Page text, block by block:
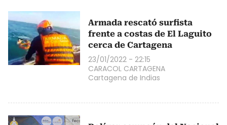
Armada rescató surfista
frente a costas de El Laguito
cerca de Cartagena
23/01/2022 - 22:15
CARACOL CARTAGENA
Cartagena de Indias